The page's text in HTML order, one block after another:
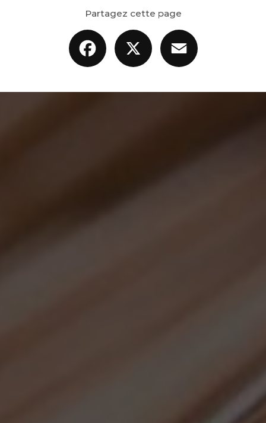
Partagez cette page
Facebook